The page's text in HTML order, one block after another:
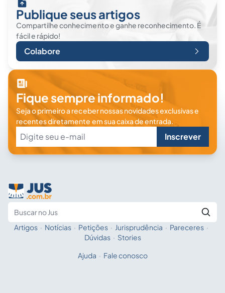
Publique seus artigos
Compartilhe conhecimento e ganhe reconhecimento. É
fácil e rápido!
Colabore
Fique sempre informado!
Seja o primeiro a receber nossas novidades exclusivas e
recentes diretamente em sua caixa de entrada.
Inscrever
Fale com a IA
Artigos · Notícias · Petições · Jurisprudência · Pareceres ·
Dúvidas · Stories
Ajuda · Fale conosco